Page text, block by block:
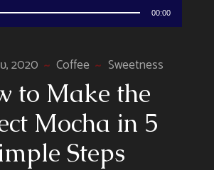
00:00
2020 Coffee Sweetness
to Make the
Mocha in 5
Steps